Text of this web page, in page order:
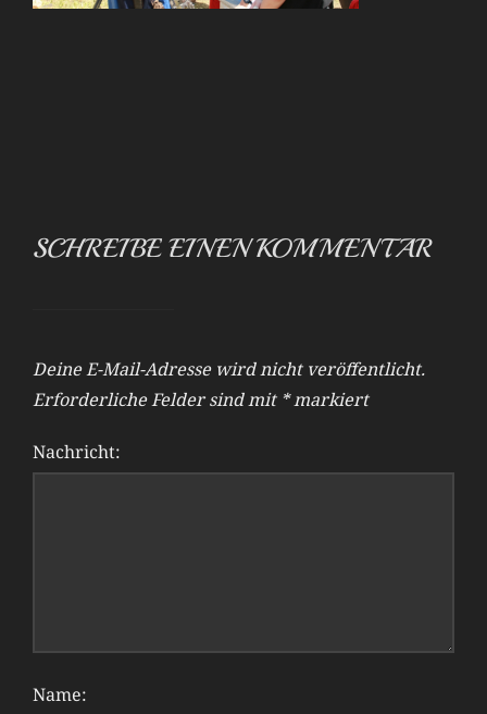
SCHREIBE EINEN KOMMENTAR
Deine E-Mail-Adresse wird nicht veröffentlicht.
Erforderliche Felder sind mit *markiert
Nachricht:
Name: